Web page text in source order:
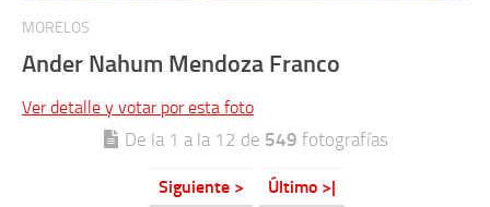
MORELOS
Ander Nahum Mendoza Franco
Ver detalle y votar por esta foto
De la 1 a la 12 de 549 fotografías
Siguiente > Último >|